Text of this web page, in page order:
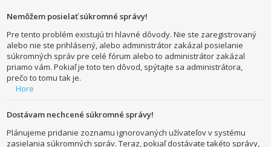
Nemôžem posielať súkromné správy!
Pre tento problém existujú tri hlavné dôvody. Nie ste zaregistrovaný
alebo nie ste prihlásený, alebo administrátor zakázal posielanie
súkromných správ pre celé fórum alebo to administrátor zakázal
priamo vám. Pokiaľ je toto ten dôvod, spýtajte sa administrátora,
prečo to tomu tak je.
Hore
Dostávam nechcené súkromné správy!
Plánujeme pridanie zoznamu ignorovaných užívateľov v systému
zasielania súkromných správ. Teraz, pokiaľ dostávate takéto správy,